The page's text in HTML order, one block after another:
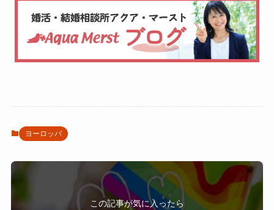
ヨーロッパ
この記事が気に入ったら